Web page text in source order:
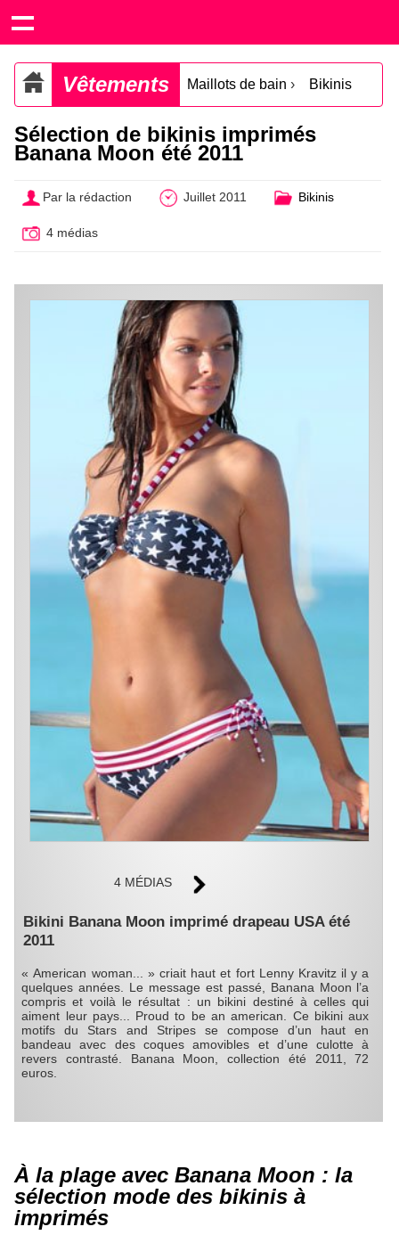
Vêtements Maillots de bain › Bikinis
Sélection de bikinis imprimés
Banana Moon été 2011
Par la rédaction Juillet 2011 Bikinis
4 médias
4 MÉDIAS
Bikini Banana Moon imprimé drapeau USA été
2011
« American woman... » criait haut et fort Lenny Kravitz il y a
quelques années. Le message est passé, Banana Moon l’a
compris et voilà le résultat : un bikini destiné à celles qui
aiment leur pays... Proud to be an american. Ce bikini aux
motifs du Stars and Stripes se compose d’un haut en
bandeau avec des coques amovibles et d’une culotte à
revers contrasté. Banana Moon, collection été 2011, 72
euros.
À la plage avec Banana Moon : la
sélection mode des bikinis à
imprimés